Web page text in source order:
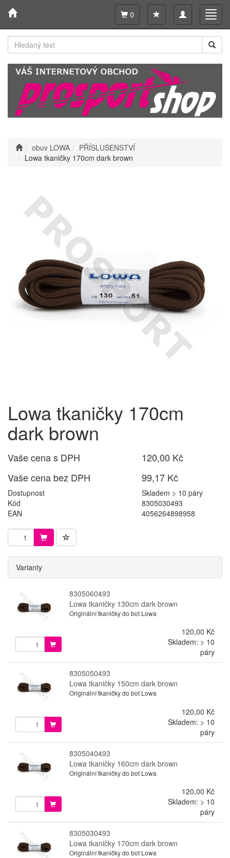
Toggle
navigation
0
obuv LOWA
PŘÍSLUŠENSTVÍ
Lowa tkaničky 170cm dark brown
Lowa tkaničky 170cm
dark brown
Vaše cena s DPH
120,00 Kč
Vaše cena bez DPH
99,17 Kč
Dostupnost
Skladem > 10 páry
Kód
8305030493
EAN
4056264898958
Varianty
8305060493
Lowa tkaničky 130cm dark brown
Originální tkaničky do bot Lowa
120,00 Kč
Skladem: > 10
páry
8305050493
Lowa tkaničky 150cm dark brown
Originální tkaničky do bot Lowa
120,00 Kč
Skladem: > 10
páry
8305040493
Lowa tkaničky 160cm dark brown
Originální tkaničky do bot Lowa
120,00 Kč
Skladem: > 10
páry
8305030493
Lowa tkaničky 170cm dark brown
Originální tkaničky do bot Lowa